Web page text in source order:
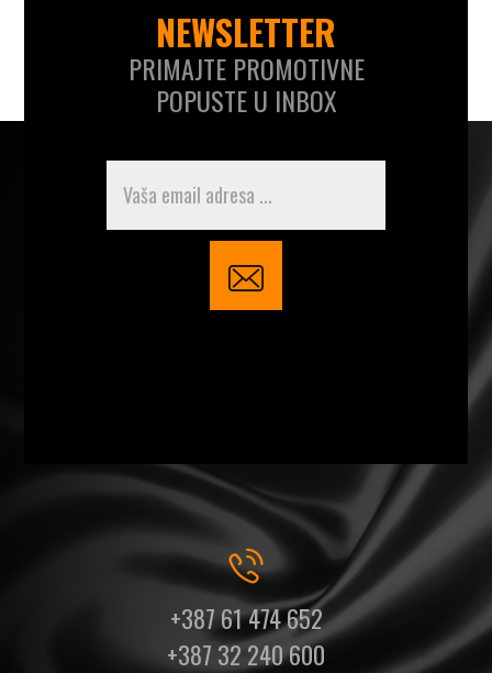
NEWSLETTER
PRIMAJTE PROMOTIVNE
POPUSTE U INBOX
+387 61 474 652
+387 32 240 600